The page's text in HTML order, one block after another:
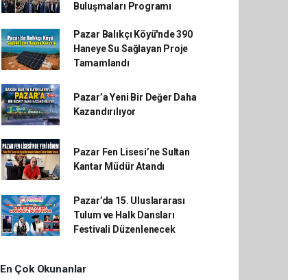
Buluşmaları Programı
Pazar Balıkçı Köyü'nde 390
Haneye Su Sağlayan Proje
Tamamlandı
Pazar’a Yeni Bir Değer Daha
Kazandırılıyor
Pazar Fen Lisesi’ne Sultan
Kantar Müdür Atandı
Pazar’da 15. Uluslararası
Tulum ve Halk Dansları
Festivali Düzenlenecek
En Çok Okunanlar